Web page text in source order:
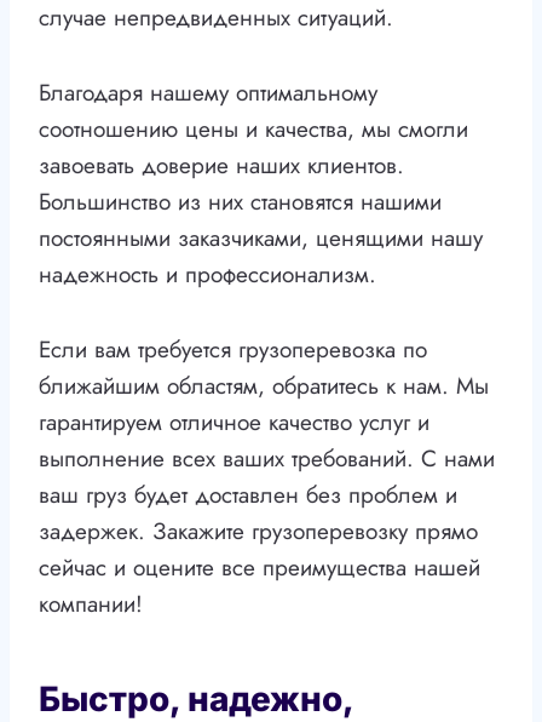
случае непредвиденных ситуаций.
Благодаря нашему оптимальному
соотношению цены и качества, мы смогли
завоевать доверие наших клиентов.
Большинство из них становятся нашими
постоянными заказчиками, ценящими нашу
надежность и профессионализм.
Если вам требуется грузоперевозка по
ближайшим областям, обратитесь к нам. Мы
гарантируем отличное качество услуг и
выполнение всех ваших требований. С нами
ваш груз будет доставлен без проблем и
задержек. Закажите грузоперевозку прямо
сейчас и оцените все преимущества нашей
компании!
Быстро, надежно,